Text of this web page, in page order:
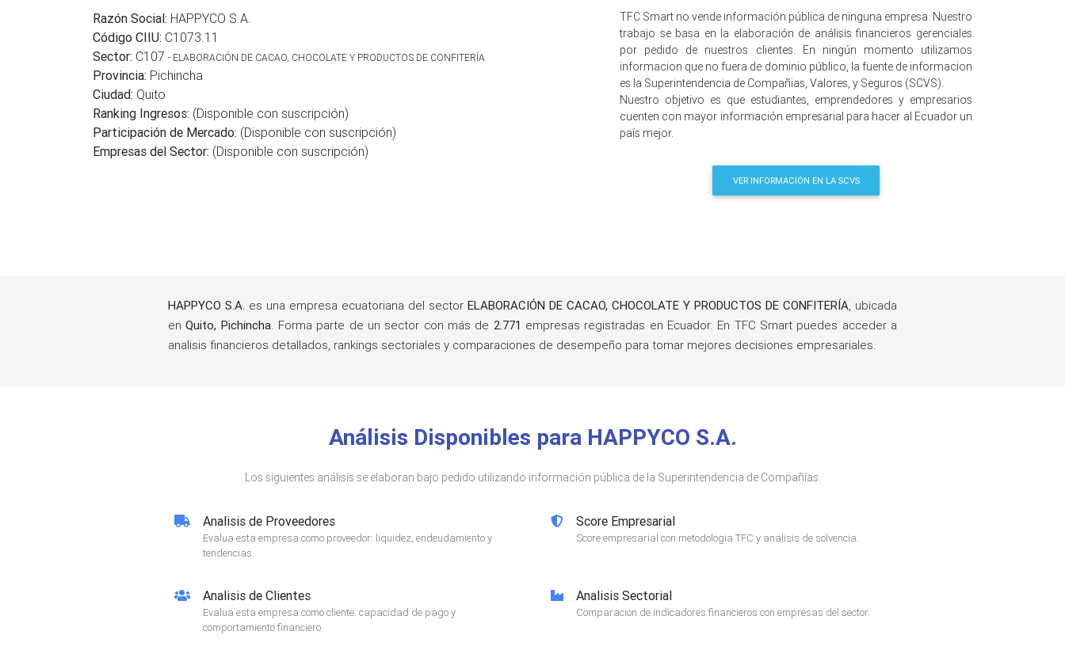
Razón Social: HAPPYCO S.A.
Código CIIU: C1073.11
Sector: C107 - ELABORACIÓN DE CACAO, CHOCOLATE Y PRODUCTOS DE CONFITERÍA.
Provincia: Pichincha
Ciudad: Quito
Ranking Ingresos: (Disponible con suscripción)
Participación de Mercado: (Disponible con suscripción)
Empresas del Sector: (Disponible con suscripción)
TFC Smart no vende información pública de ninguna empresa. Nuestro
trabajo se basa en la elaboración de análisis financieros gerenciales
por pedido de nuestros clientes. En ningún momento utilizamos
informacion que no fuera de dominio público, la fuente de informacion
es la Superintendencia de Compañias, Valores, y Seguros (SCVS).
Nuestro objetivo es que estudiantes, emprendedores y empresarios
cuenten con mayor información empresarial para hacer al Ecuador un
país mejor.
VER INFORMACIÓN EN LA SCVS
HAPPYCO S.A. es una empresa ecuatoriana del sector ELABORACIÓN DE CACAO, CHOCOLATE Y PRODUCTOS DE CONFITERÍA, ubicada
enQuito, Pichincha. Forma parte de un sector con más de 2.771 empresas registradas en Ecuador. En TFC Smart puedes acceder a
analisis financieros detallados, rankings sectoriales y comparaciones de desempeño para tomar mejores decisiones empresariales.
Análisis Disponibles para HAPPYCO S.A.
Los siguientes análisis se elaboran bajo pedido utilizando información pública de la Superintendencia de Compañías.
Analisis de Proveedores
Evalua esta empresa como proveedor: liquidez, endeudamiento y
tendencias.
Score Empresarial
Score empresarial con metodologia TFC y analisis de solvencia.
Analisis de Clientes
Evalua esta empresa como cliente: capacidad de pago y
comportamiento financiero.
Analisis Sectorial
Comparacion de indicadores financieros con empresas del sector.